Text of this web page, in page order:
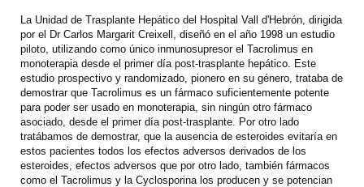
La Unidad de Trasplante Hepático del Hospital Vall d'Hebrón, dirigida
por el Dr Carlos Margarit Creixell, diseñó en el año 1998 un estudio
piloto, utilizando como único inmunosupresor el Tacrolimus en
monoterapia desde el primer día post-trasplante hepático. Este
estudio prospectivo y randomizado, pionero en su género, trataba de
demostrar que Tacrolimus es un fármaco suficientemente potente
para poder ser usado en monoterapia, sin ningún otro fármaco
asociado, desde el primer día post-trasplante. Por otro lado
tratábamos de demostrar, que la ausencia de esteroides evitaría en
estos pacientes todos los efectos adversos derivados de los
esteroides, efectos adversos que por otro lado, también fármacos
como el Tacrolimus y la Cyclosporina los producen y se potencian